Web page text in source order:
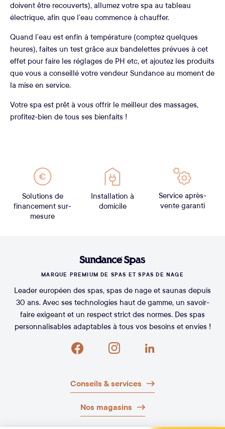
doivent être recouverts), allumez votre spa au tableau
électrique, afin que l’eau commence à chauffer.
Quand l’eau est enfin à température (comptez quelques
heures), faites un test grâce aux bandelettes prévues à cet
effet pour faire les réglages de PH etc, et ajoutez les produits
que vous a conseillé votre vendeur Sundance au moment de
la mise en service.
Votre spa est prêt à vous offrir le meilleur des massages,
profitez-bien de tous ses bienfaits !
Solutions de
financement sur-
mesure
Installation à
domicile
Service après-
vente garanti
MARQUE PREMIUM DE SPAS ET SPAS DE NAGE
Leader européen des spas, spas de nage et saunas depuis
30 ans. Avec ses technologies haut de gamme, un savoir-
faire exigeant et un respect strict des normes. Des spas
personnalisables adaptables à tous vos besoins et envies !
Conseils & services
Nos magasins